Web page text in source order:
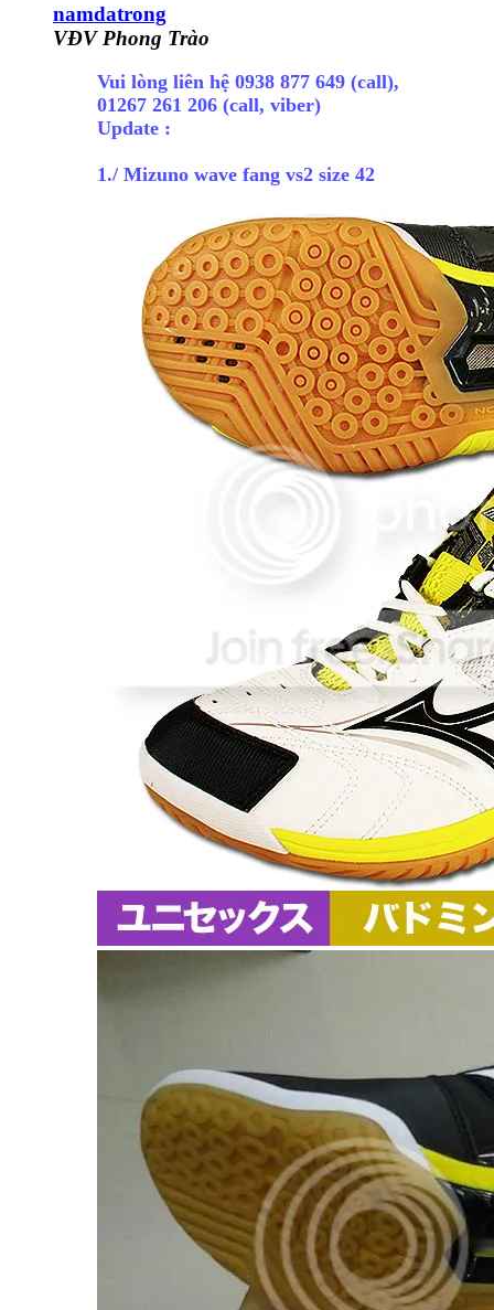
namdatrong
VĐV Phong Trào
Vui lòng liên hệ 0938 877 649 (call),
01267 261 206 (call, viber)
Update :
1./ Mizuno wave fang vs2 size 42